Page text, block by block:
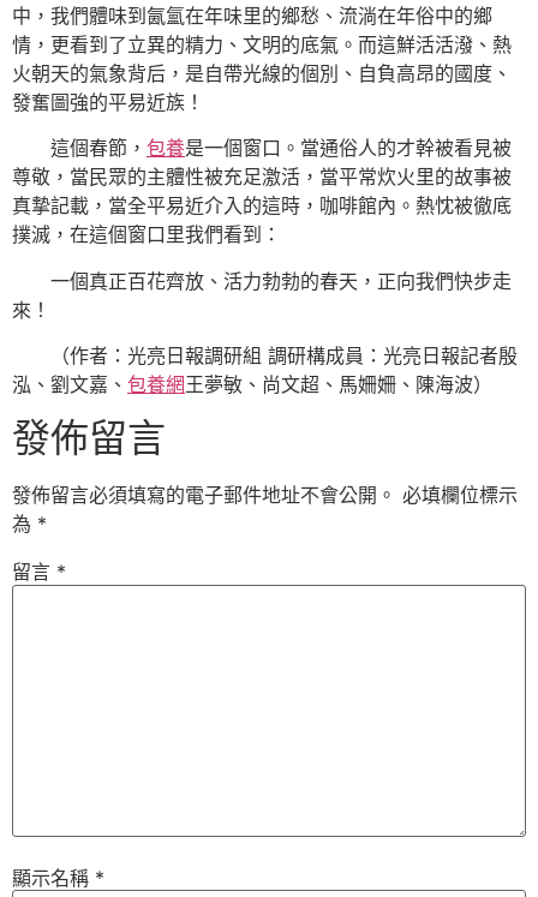
中，我們體味到氤氳在年味里的鄉愁、流淌在年俗中的鄉
情，更看到了立異的精力、文明的底氣。而這鮮活活潑、熱
火朝天的氣象背后，是自帶光線的個別、自負高昂的國度、
發奮圖強的平易近族！
這個春節， 包養是一個窗口。當通俗人的才幹被看見被
尊敬，當民眾的主體性被充足激活，當平常炊火里的故事被
真摯記載，當全平易近介入的這時，咖啡館內。熱忱被徹底
撲滅，在這個窗口里我們看到：
一個真正百花齊放、活力勃勃的春天，正向我們快步走
來！
（作者：光亮日報調研組 調研構成員：光亮日報記者殷
泓、劉文嘉、 包養網王夢敏、尚文超、馬姍姍、陳海波）
發佈留言
發佈留言必須填寫的電子郵件地址不會公開。 必填欄位標示
為 *
留言 *
顯示名稱 *